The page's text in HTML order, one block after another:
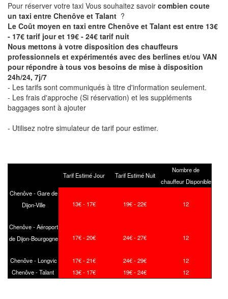
Pour réserver votre taxi Vous souhaitez savoir combien coute
un taxi entre Chenôve et Talant ?
Le Coût moyen en taxi entre Chenôve et Talant est entre 13€
- 17€ tarif jour et 19€ - 24€ tarif nuit
Nous mettons à votre disposition des chauffeurs
professionnels et expérimentés avec des berlines et/ou VAN
pour répondre à tous vos besoins de mise à disposition
24h/24, 7j/7
- Les tarifs sont communiqués à titre d'information seulement.
- Les frais d'approche (Si réservation) et les suppléments
baggages sont à ajouter
- Utilisez notre simulateur de tarif pour estimer.
Tarif Estimé Jour Tarif Estimé Nuit
Nombre de
chauffeur Disponible
Chenôve - Gare de
Dijon-Ville
13€ - 17€ 19€ - 22€ 12
Chenôve - Aéroport
de Dijon-Bourgogne
17€ - 20€ 24€ - 27€ 12
Chenôve - Longvic 17€ - 21€ 24€ - 29€
12
Chenôve - Talant
13€ - 17€ 19€ - 24€ 12